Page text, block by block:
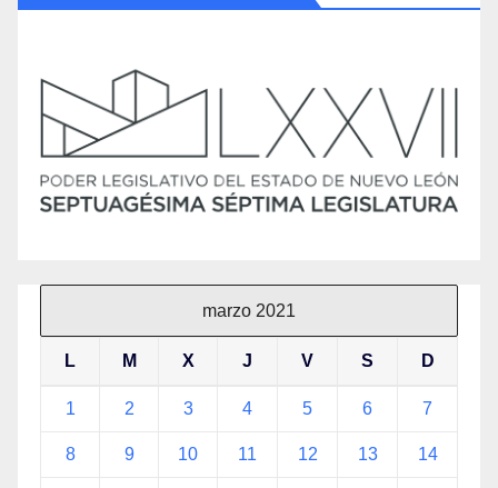
marzo 2021
L M X J V S D
1 2 3 4 5 6 7
8 9 10 11 12 13 14